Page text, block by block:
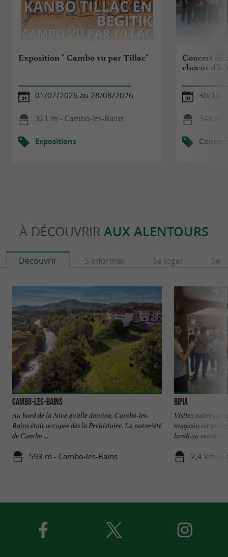
Exposition " Cambo vu par Tillac"
01/07/2026 au 28/08/2026
321 m - Cambo-les-Bains
Expositions
Concert de
choeur
30/10/
348 m -
À DÉCOUVRIR AUX ALENTOURS
Découvrir S'informer Se loger Se
Cambo-les-Bains
Au bord de la Nive qu'elle domine, Cambo-les-
Bains était occupée dès la Préhistoire. La notoriété
de Cambo ...
593 m - Cambo-les-Bains
BiPia
Visitez notre
magasin est
lundi au vendredi,
2,4 km -